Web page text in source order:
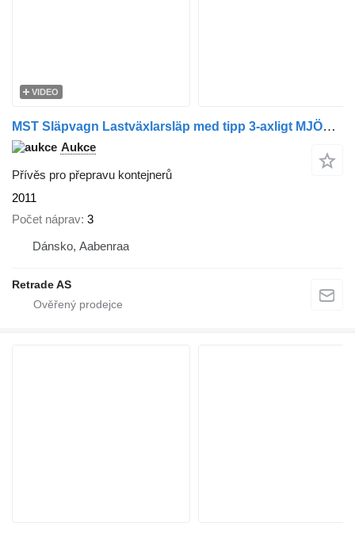
VIDEO
MST Släpvagn Lastväxlarsläp med tipp 3-axligt MJÖLBYSLÄPET MST
Aukce
Přívěs pro přepravu kontejnerů
2011
Počet náprav 3
Dánsko, Aabenraa
Retrade AS